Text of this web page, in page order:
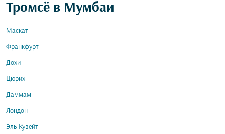
Тромсё в Мумбаи
Маскат
Франкфурт
Дохи
Цюрих
Даммам
Лондон
Эль-Кувейт